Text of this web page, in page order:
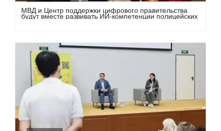
МВД и Центр поддержки цифрового правительства
будут вместе развивать ИИ-компетенции полицейских